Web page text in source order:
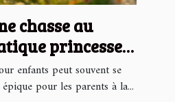
chasse au
princesse
enfants peut souvent se
pour les parents à la...